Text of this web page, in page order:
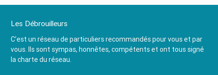
Les Débrouilleurs
C’est un réseau de particuliers recommandés pour vous et par
vous. Ils sont sympas, honnêtes, compétents et ont tous signé
la charte du réseau.